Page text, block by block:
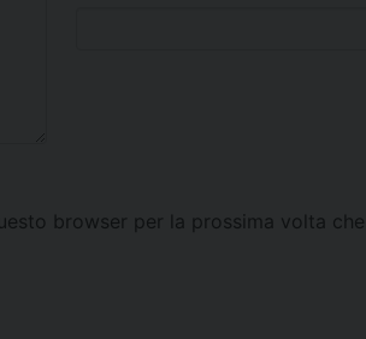
browser per la prossima volta che